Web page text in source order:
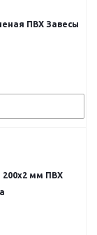
ПВХ Завесы
200x2 мм ПВХ